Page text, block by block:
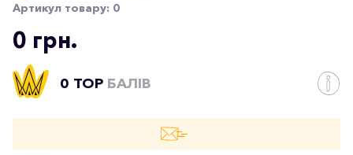
Артикул товару: 0
0 грн.
0 TOP БАЛІВ